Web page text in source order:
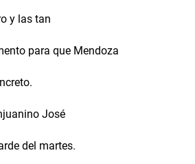
y las tan
para que Mendoza
José
del martes.